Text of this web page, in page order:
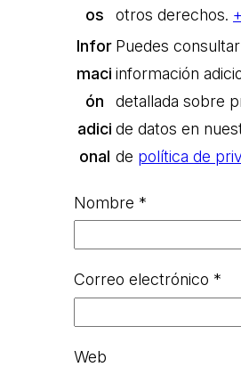
os
otros derechos.
Infor
maci
ón
adici
onal
Puedes
información
detallada sobre
de datos en
de política de
Nombre *
Correo electrónico *
Web